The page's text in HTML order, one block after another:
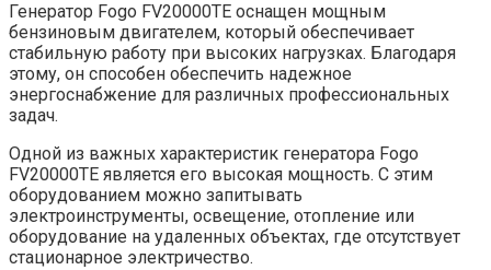
Генератор Fogo FV20000TE оснащен мощным
бензиновым двигателем, который обеспечивает
стабильную работу при высоких нагрузках. Благодаря
этому, он способен обеспечить надежное
энергоснабжение для различных профессиональных
задач.
Одной из важных характеристик генератора Fogo
FV20000TE является его высокая мощность. С этим
оборудованием можно запитывать
электроинструменты, освещение, отопление или
оборудование на удаленных объектах, где отсутствует
стационарное электричество.